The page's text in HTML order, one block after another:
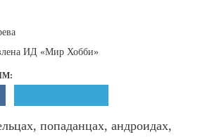
ИД «Мир Хобби»
попаданцах, андроидах,